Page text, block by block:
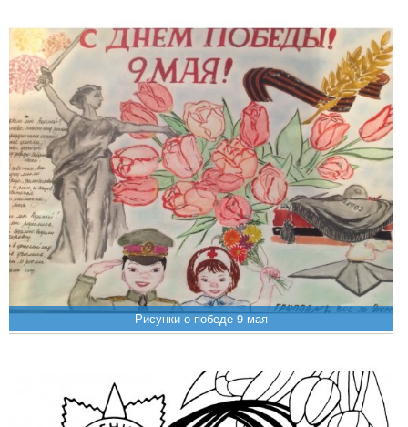
Рисунки о победе 9 мая